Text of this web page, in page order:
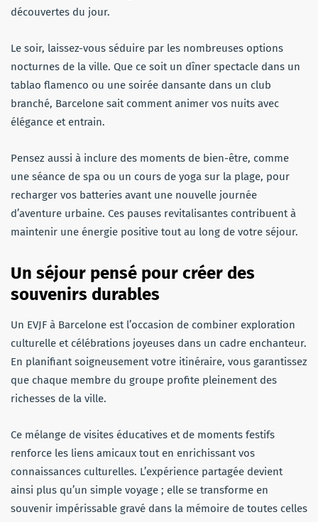
découvertes du jour.
Le soir, laissez-vous séduire par les nombreuses options
nocturnes de la ville. Que ce soit un dîner spectacle dans un
tablao flamenco ou une soirée dansante dans un club
branché, Barcelone sait comment animer vos nuits avec
élégance et entrain.
Pensez aussi à inclure des moments de bien-être, comme
une séance de spa ou un cours de yoga sur la plage, pour
recharger vos batteries avant une nouvelle journée
d’aventure urbaine. Ces pauses revitalisantes contribuent à
maintenir une énergie positive tout au long de votre séjour.
Un séjour pensé pour créer des
souvenirs durables
Un EVJF à Barcelone est l’occasion de combiner exploration
culturelle et célébrations joyeuses dans un cadre enchanteur.
En planifiant soigneusement votre itinéraire, vous garantissez
que chaque membre du groupe profite pleinement des
richesses de la ville.
Ce mélange de visites éducatives et de moments festifs
renforce les liens amicaux tout en enrichissant vos
connaissances culturelles. L’expérience partagée devient
ainsi plus qu’un simple voyage ; elle se transforme en
souvenir impérissable gravé dans la mémoire de toutes celles